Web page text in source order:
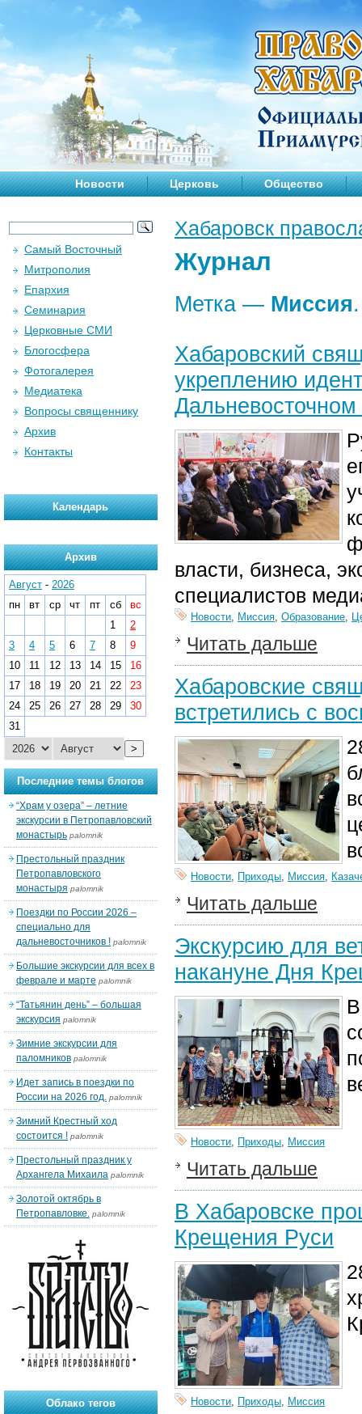
Новости Церковь Общество
Хабаровск
Журнал
Метка — Миссия.
Хабаровский
укреплению
власти, бизнеса,
специалистов
Новости, Миссия, Образование,
Читать дальше
Хабаровские
встретились с
Новости, Приходы, Миссия,
Читать дальше
Экскурсию для
накануне Дня
Новости, Приходы, Миссия
Читать дальше
В Хабаровске
Крещения Руси
Новости, Приходы, Миссия
Самый Восточный
Митрополия
Епархия
Семинария
Церковные СМИ
Блогосфера
Фотогалерея
Медиатека
Вопросы священнику
Архив
Контакты
Календарь
Архив
Август - 2026
пн
вт ср чт пт сб
вс
1
2
3
4 5 6 7 8
9
10
11 12 13 14 15
16
17
18 19 20 21 22
23
24
25 26 27 28 29
30
31
>
Последние темы блогов
“Храм у озера” – летние
экскурсии в Петропавловский
монастырь palomnik
Престольный праздник
Петропавловского
монастыря palomnik
Поездки по России 2026 –
специально для
дальневосточников ! palomnik
Большие экскурсии для всех в
феврале и марте palomnik
“Татьянин день” – большая
экскурсия palomnik
Зимние экскурсии для
паломников palomnik
Идет запись в поездки по
России на 2026 год. palomnik
Зимний Крестный ход
состоится ! palomnik
Престольный праздник у
Архангела Михаила palomnik
Золотой октябрь в
Петропавловке. palomnik
Облако тегов